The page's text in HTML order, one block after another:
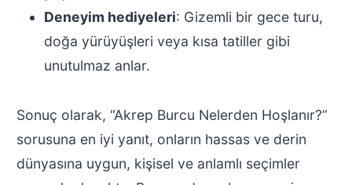
Deneyim hediyeleri: Gizemli bir gece turu,
doğa yürüyüşleri veya kısa tatiller gibi
unutulmaz anlar.
Sonuç olarak, “Akrep Burcu Nelerden Hoşlanır?”
sorusuna en iyi yanıt, onların hassas ve derin
dünyasına uygun, kişisel ve anlamlı seçimler